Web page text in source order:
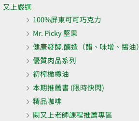
字:
又上嚴選
100%屏東可可巧克力
Mr. Picky 堅果
健康發酵.釀造（醋、味增、醬油）
優質肉品系列
初榨橄欖油
本期推薦書 (限時快閃)
精品咖啡
闕又上老師課程推薦專區